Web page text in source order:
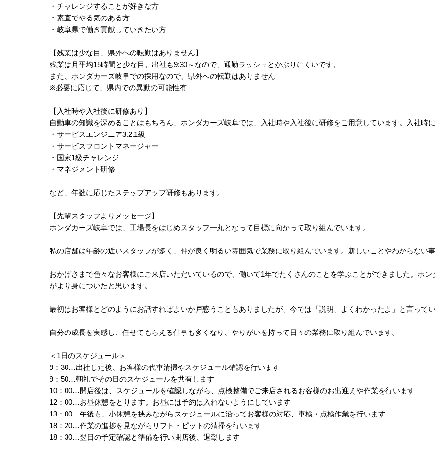
・チャレンジすることが好きな方
・素直でやる気のある方
・岐阜県で働き貢献していきたい方
【残業は少な目、県外への転勤はありません】
残業は月平均15時間と少な目。出社も9:30～なので、通勤ラッシュとかぶりにくいです。
また、ホンダカーズ岐阜での採用なので、県外への転勤はありません
※必要に応じて、県内での異動の可能性有
【入社時や入社後に研修あり】
自動車の知識を深めることはもちろん、ホンダカーズ岐阜では、入社時や入社後に研修をご用意しています。入社時
・サービスエンジニア3.2.1級
・サービスフロントマネージャー
・国家1級チャレンジ
・マネジメント研修
など、年数に応じたステップアップ研修もあります。
【先輩スタッフよりメッセージ】
ホンダカーズ岐阜では、工場長をはじめスタッフ一丸となって目標に向かって取り組んでいます。
私の店舗は年齢の近いスタッフが多く、仲が良く明るい雰囲気で業務に取り組んでいます。新しいことやわからない
おかげさまで色々なお客様にご来店いただいているので、働いて1年でたくさんのことを学ぶことができました。ホ
がより身についたと思います。
最初はお客様とどのようにお話すればよいか戸惑うこともありましたが、今では「説明、よくわかったよ」と言って
自分の成長を実感し、任せてもらえる仕事も多くなり、やりがいを持って日々の業務に取り組んでいます。
＜1日のスケジュール＞
9：30…出社した後、お客様の代車清掃やスケジュール確認を行います
9：50…朝礼でその日のスケジュールを共有します
10：00…開店後は、スケジュールを確認しながら、点検整備でご来店されるお客様のお出迎えや作業を行います
12：00…お昼休憩をとります。お昼には予約は入れないようにしています
13：00…午後も、小休憩を挟みながらスケジュールに沿ってお客様の対応、車検・点検作業を行います
18：20…作業の進捗を見ながらリフト・ピットの清掃を行います
18：30…翌日の予定確認と準備を行い閉店後、退勤します